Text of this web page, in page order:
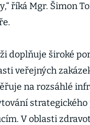
říká Mgr. Šimon
doplňuje široké
veřejných
na rozsáhlé
V oblasti